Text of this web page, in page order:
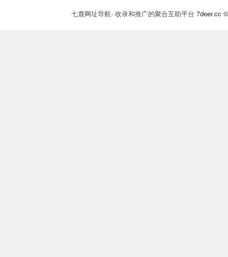
七鹿网址导航- 收录和推广的聚合互助平台 7deer.cc